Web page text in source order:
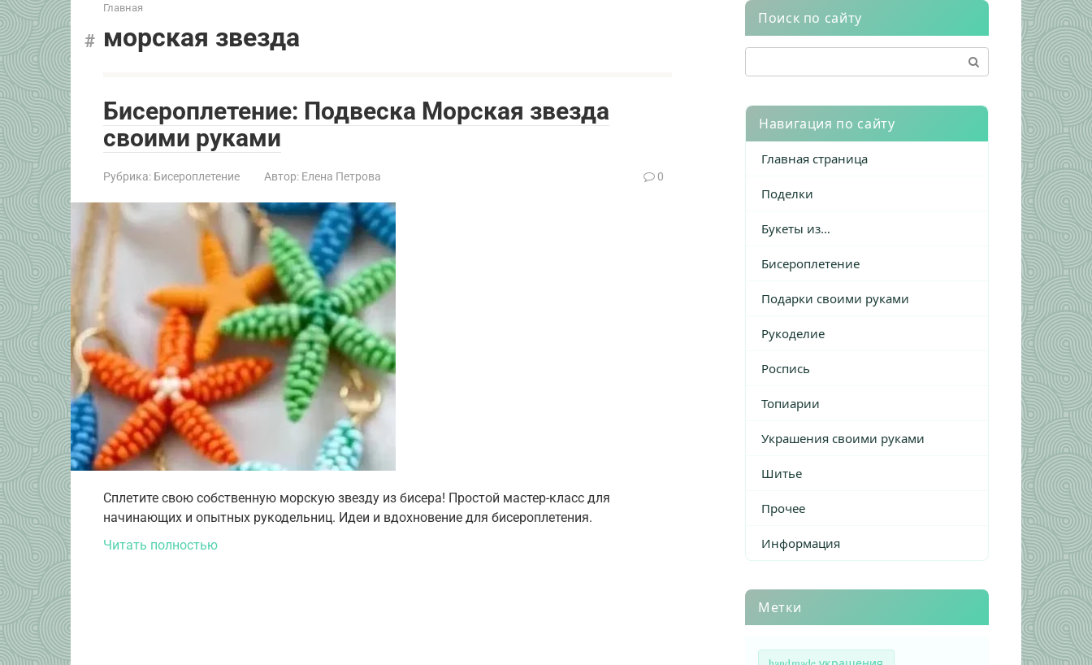
Главная
морская звезда
Бисероплетение: Подвеска Морская звезда
своими руками
Рубрика: Бисероплетение Автор: Елена Петрова 0
Сплетите свою собственную морскую звезду из бисера! Простой мастер-класс для
начинающих и опытных рукодельниц. Идеи и вдохновение для бисероплетения.
Читать полностью
Поиск по сайту
Навигация по сайту
Главная страница
Поделки
Букеты из…
Бисероплетение
Подарки своими руками
Рукоделие
Роспись
Топиарии
Украшения своими руками
Шитье
Прочее
Информация
Метки